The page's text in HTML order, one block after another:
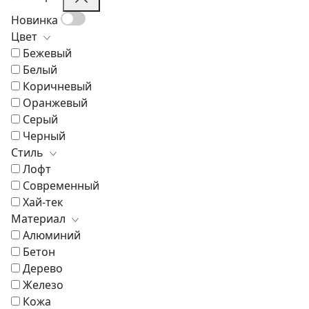
Стеллажи и библиотеки
Стенки
Шкафы
Новинка
Цвет
Бежевый
Белый
Коричневый
Оранжевый
Серый
Черный
Стиль
Лофт
Современный
Хай-тек
Материал
Алюминий
Бетон
Дерево
Железо
Кожа